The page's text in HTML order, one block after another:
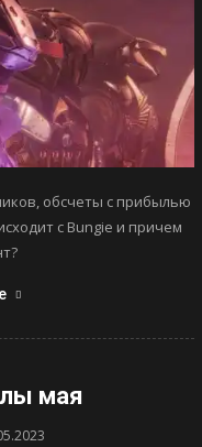
обсчеты с прибылью
с Bungie и причем
мая